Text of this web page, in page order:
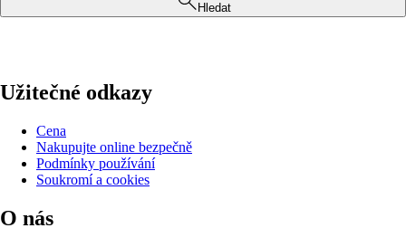
Hledat
Užitečné odkazy
Cena
Nakupujte online bezpečně
Podmínky používání
Soukromí a cookies
O nás